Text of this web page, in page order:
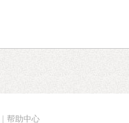
帮助中心